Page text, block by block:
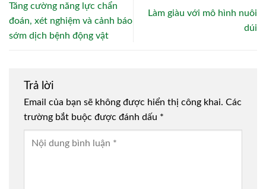
Tăng cường năng lực chẩn
đoán, xét nghiệm và cảnh báo
sớm dịch bệnh động vật
Làm giàu với mô hình nuôi
dúi
Trả lời
Email của bạn sẽ không được hiển thị công khai. Các
trường bắt buộc được đánh dấu *